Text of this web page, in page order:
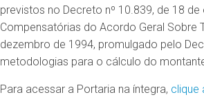
previstos no Decreto nº 10.839, de 18
Compensatórias do Acordo Geral Sobre
dezembro de 1994, promulgado pelo
metodologias para o cálculo do
Para acessar a Portaria na íntegra, clique